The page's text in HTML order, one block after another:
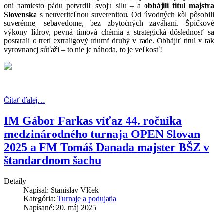
oni namiesto pádu potvrdili svoju silu – a obhájili titul majstra
Slovenska s neuveriteľnou suverenitou. Od úvodných kôl pôsobili
suverénne, sebavedome, bez zbytočných zaváhaní. Špičkové
výkony lídrov, pevná tímová chémia a strategická dôslednosť sa
postarali o tretí extraligový triumf druhý v rade. Obhájiť titul v tak
vyrovnanej súťaži – to nie je náhoda, to je veľkosť!
Čítať ďalej…
IM Gábor Farkas víťaz 44. ročníka
medzinárodného turnaja OPEN Slovan
2025 a FM Tomáš Danada majster BŠZ v
štandardnom šachu
Detaily
Napísal: Stanislav Vlček
Kategória: Turnaje a podujatia
Napísané: 20. máj 2025